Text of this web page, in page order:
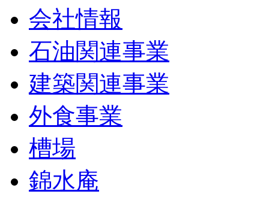
会社情報
石油関連事業
建築関連事業
外食事業
槽場
錦水庵